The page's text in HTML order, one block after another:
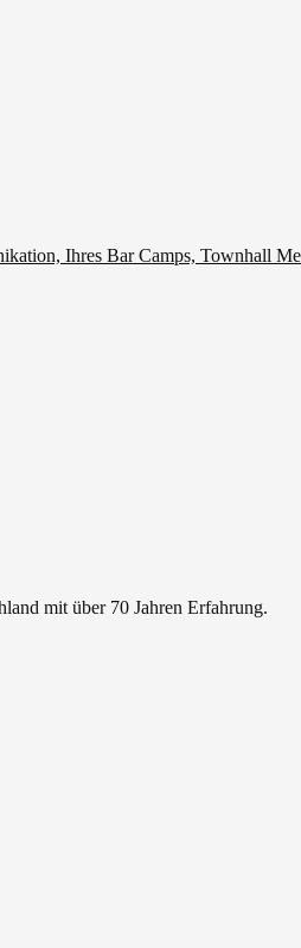
Ihres Bar Camps, Townhall
mit über 70 Jahren Erfahrung.